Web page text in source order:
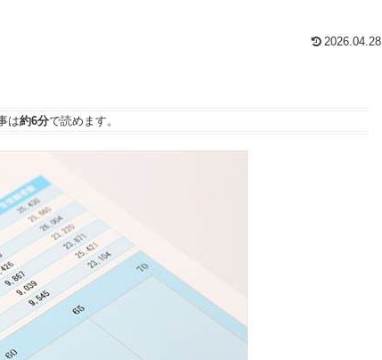
2026.04.28
は約6分で読めます。